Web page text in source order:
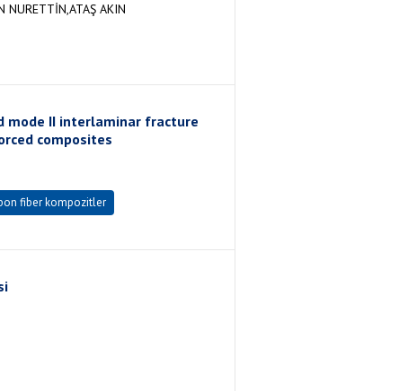
NURETTİN,ATAŞ AKIN
mode II interlaminar fracture
composites
fiber kompozitler